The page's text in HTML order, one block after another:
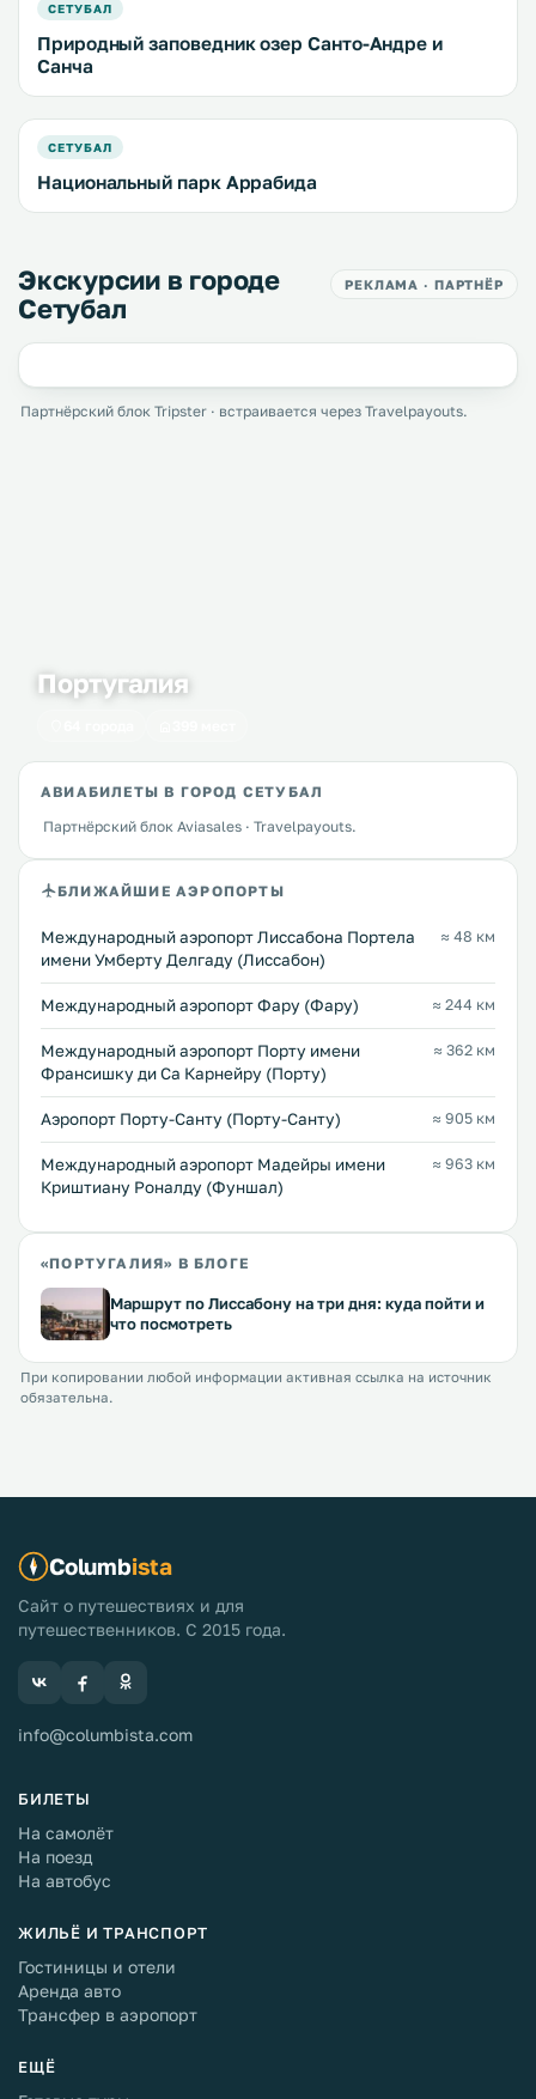
СЕТУБАЛ
Природный заповедник озер Санто-Андре и
Санча
СЕТУБАЛ
Национальный парк Аррабида
Экскурсии в городе
Сетубал
РЕКЛАМА · ПАРТНЁР
Партнёрский блок Tripster · встраивается через Travelpayouts.
Португалия
АВИАБИЛЕТЫ В ГОРОД СЕТУБАЛ
Партнёрский блок Aviasales · Travelpayouts.
БЛИЖАЙШИЕ АЭРОПОРТЫ
Международный аэропорт Лиссабона Портела
имени Умберту Делгаду (Лиссабон)
≈ 48 км
Международный аэропорт Фару (Фару) ≈ 244 км
Международный аэропорт Порту имени
Франсишку ди Са Карнейру (Порту)
≈ 362 км
Аэропорт Порту-Санту (Порту-Санту) ≈ 905 км
Международный аэропорт Мадейры имени
Криштиану Роналду (Фуншал)
≈ 963 км
«ПОРТУГАЛИЯ» В БЛОГЕ
Маршрут по Лиссабону на три дня: куда пойти и
что посмотреть
При копировании любой информации активная ссылка на источник
обязательна.
Columbista
Сайт о путешествиях и для
путешественников. С 2015 года.
info@columbista.com
БИЛЕТЫ
На самолёт
На поезд
На автобус
ЖИЛЬЁ И ТРАНСПОРТ
Гостиницы и отели
Аренда авто
Трансфер в аэропорт
ЕЩЁ